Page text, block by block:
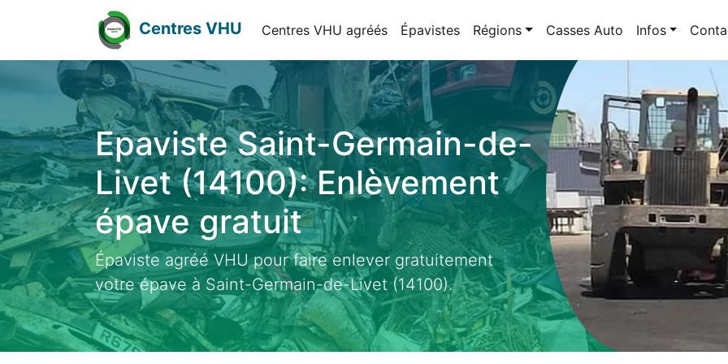
Centres VHU Centres VHU agréés Épavistes Régions Casses Auto Infos
Epaviste Saint-Germain-de-
Livet (14100): Enlèvement
épave gratuit
Épaviste agréé VHU pour faire enlever gratuitement
votre épave à Saint-Germain-de-Livet (14100).